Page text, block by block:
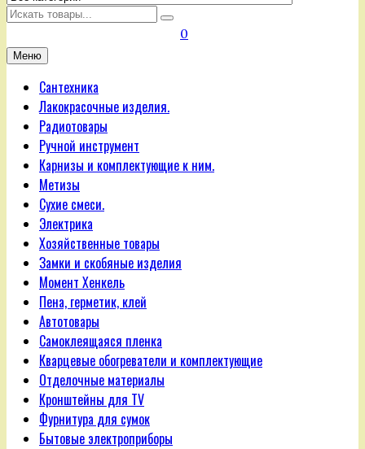
Искать
0
Меню
Сантехника
Лакокрасочные изделия.
Радиотовары
Ручной инструмент
Карнизы и комплектующие к ним.
Метизы
Сухие смеси.
Электрика
Хозяйственные товары
Замки и скобяные изделия
Момент Хенкель
Пена, герметик, клей
Автотовары
Самоклеящаяся пленка
Кварцевые обогреватели и комплектующие
Отделочные материалы
Кронштейны для TV
Фурнитура для сумок
Бытовые электроприборы